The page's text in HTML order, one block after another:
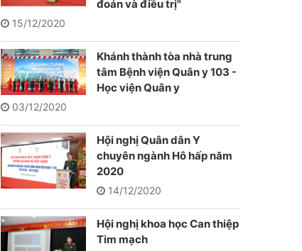
đoán và điều trị"
15/12/2020
Khánh thành tòa nhà trung
tâm Bệnh viện Quân y 103 -
Học viện Quân y
03/12/2020
Hội nghị Quân dân Y
chuyên ngành Hô hấp năm
2020
14/12/2020
Hội nghị khoa học Can thiệp
Tim mạch